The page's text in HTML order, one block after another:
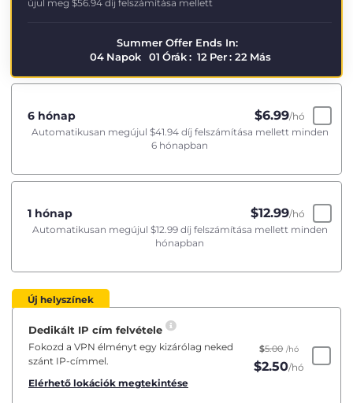
újul meg $56.94 díj felszámítása mellett
Summer Offer Ends In:
04 Napok 01 Órák: 12 Per: 21 Más
6 hónap $6.99/hó
Automatikusan megújul $41.94díj felszámítása mellett minden
6 hónapban
1 hónap $12.99/hó
Automatikusan megújul $12.99díj felszámítása mellett minden
hónapban
Új helyszínek
Dedikált IP cím felvétele
Fokozd a VPN élményt egy kizárólag neked
szánt IP-címmel.
Elérhető lokációk megtekintése
$5.00 /hó
$2.50/hó